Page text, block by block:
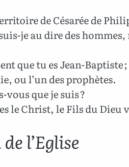
de Césarée de
je au dire des
que tu es Jean-Baptiste
ou l’un des prophètes.
que je suis ?
le Christ, le Fils du Dieu
l’Eglise